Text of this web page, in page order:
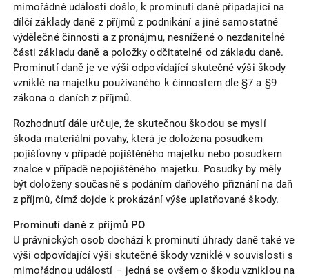
mimořádné události došlo, k prominutí daně připadající na
dílčí základy daně z příjmů z podnikání a jiné samostatné
výdělečné činnosti a z pronájmu, nesnížené o nezdanitelné
části základu daně a položky odčitatelné od základu daně.
Prominutí daně je ve výši odpovídající skutečné výši škody
vzniklé na majetku používaného k činnostem dle §7 a §9
zákona o daních z příjmů.
Rozhodnutí dále určuje, že skutečnou škodou se myslí
škoda materiální povahy, která je doložena posudkem
pojišťovny v případě pojištěného majetku nebo posudkem
znalce v případě nepojištěného majetku. Posudky by měly
být doloženy současně s podáním daňového přiznání na daň
z příjmů, čímž dojde k prokázání výše uplatňované škody.
Prominutí daně z příjmů PO
U právnických osob dochází k prominutí úhrady daně také ve
výši odpovídající výši skutečné škody vzniklé v souvislosti s
mimořádnou událostí – jedná se ovšem o škodu vzniklou na